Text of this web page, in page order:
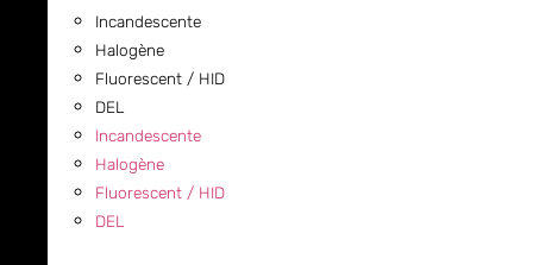
Incandescente
Halogène
Fluorescent / HID
DEL
Incandescente
Halogène
Fluorescent / HID
DEL